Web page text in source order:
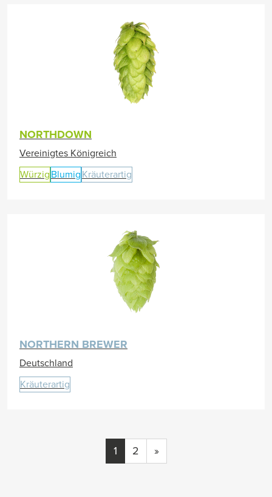
NORTHDOWN
Vereinigtes Königreich
Würzig Blumig Kräuterartig
NORTHERN BREWER
Deutschland
Kräuterartig
1 2 »